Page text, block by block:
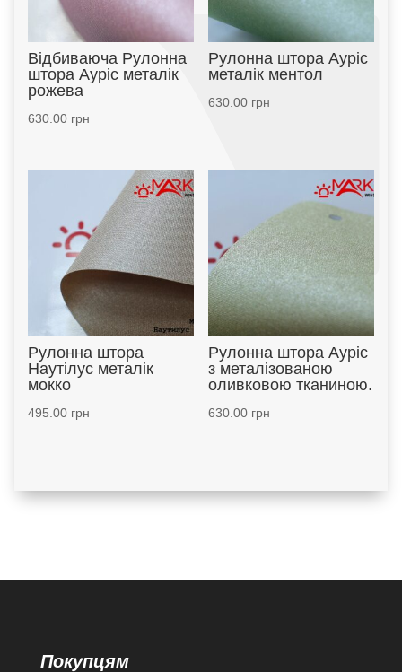
Відбиваюча Рулонна
штора Ауріс металік
рожева
630.00грн
Рулонна штора Ауріс
металік ментол
630.00грн
Рулонна штора
Наутілус металік
мокко
495.00грн
Рулонна штора Ауріс
з металізованою
оливковою тканиною.
630.00грн
Покупцям